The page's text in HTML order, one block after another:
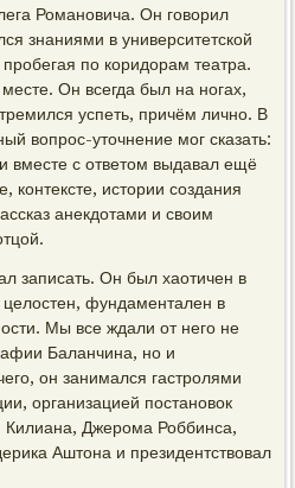
Романовича. Он говорил
знаниями в университетской
по коридорам театра.
Он всегда был на ногах,
успеть, причём лично. В
вопрос-уточнение мог сказать:
вместе с ответом выдавал ещё
контексте, истории создания
анекдотами и своим
записать. Он был хаотичен в
фундаментален в
Мы все ждали от него не
Баланчина, но и
он занимался гастролями
организацией постановок
Джерома Роббинса,
Аштона и президентствовал